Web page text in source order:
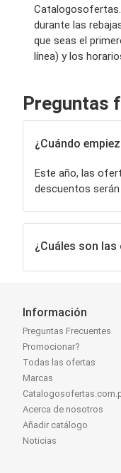
durante las
que seas el
línea) y los
Preguntas
¿Cuándo
Este año, las
descuentos
¿Cuáles son
Información
Preguntas Frecuentes
Promocionar?
Todas las ofertas
Marcas
Acerca de nosotros
Añadir catálogo
Noticias